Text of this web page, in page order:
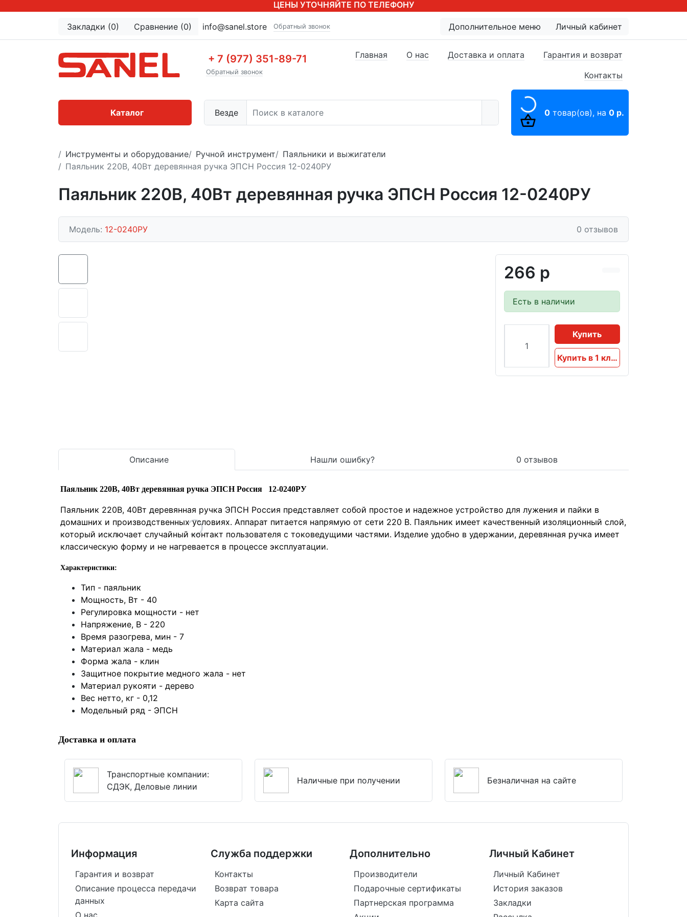
ЦЕНЫ УТОЧНЯЙТЕ ПО ТЕЛЕФОНУ
Закладки (0) Сравнение (0) info@sanel.store Обратный звонок Дополнительное меню Личный кабинет
+ 7 (977) 351-89-71
Обратный звонок
Везде
Главная О нас Доставка и оплата
Гарантия и возврат
Контакты
0 товар(ов), на 0 р.
Каталог
Инструменты и оборудование Ручной инструмент
Паяльники и выжигатели
Паяльник 220В, 40Вт деревянная ручка ЭПСН Россия 12-0240РУ
Паяльник 220В, 40Вт деревянная ручка ЭПСН Россия 12-0240РУ
Модель: 12-0240РУ 0 отзывов
266 р
Есть в наличии
Купить
Купить в 1 клик
Описание Нашли ошибку? 0 отзывов
Паяльник 220В, 40Вт деревянная ручка ЭПСН Россия 12-0240РУ
Паяльник 220В, 40Вт деревянная ручка ЭПСН Россия представляет собой простое и надежное устройство для лужения и пайки в
домашних и производственных условиях. Аппарат питается напрямую от сети 220 В. Паяльник имеет качественный изоляционный слой,
который исключает случайный контакт пользователя с токоведущими частями. Изделие удобно в удержании, деревянная ручка имеет
классическую форму и не нагревается в процессе эксплуатации.
Характеристики:
Тип - паяльник
Мощность, Вт - 40
Регулировка мощности - нет
Напряжение, В - 220
Время разогрева, мин - 7
Материал жала - медь
Форма жала - клин
Защитное покрытие медного жала - нет
Материал рукояти - дерево
Вес нетто, кг - 0,12
Модельный ряд - ЭПСН
Доставка и оплата
Транспортные компании:
СДЭК, Деловые линии
Наличные при получении Безналичная на сайте
Информация
Гарантия и возврат
Описание процесса передачи
данных
О нас
Служба поддержки
Контакты
Возврат товара
Карта сайта
Дополнительно
Производители
Подарочные сертификаты
Партнерская программа
Личный Кабинет
Личный Кабинет
История заказов
Закладки